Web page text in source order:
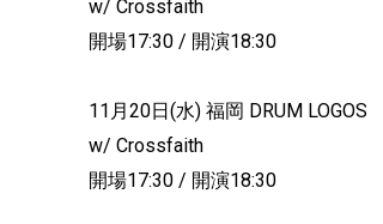
w/ Crossfaith
開場17:30 / 開演18:30
11月20日(水) 福岡 DRUM LOGOS
w/ Crossfaith
開場17:30 / 開演18:30